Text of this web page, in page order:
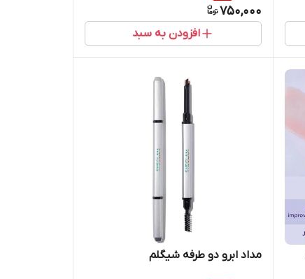
750,000
افزودن به سبد
مداد ابرو دو طرفه شیگلم